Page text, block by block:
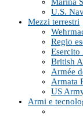
U.S.
Mezzi terrestri
Regio
Esercito
British
Armée
Armata
US
Armi e